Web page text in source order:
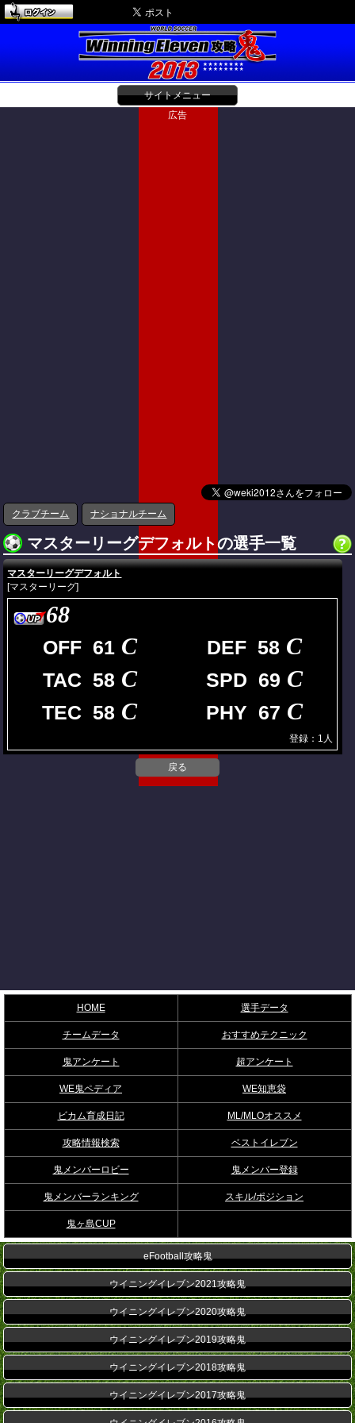
サイトメニュー
広告
クラブチーム ナショナルチーム
マスターリーグデフォルトの選手一覧
マスターリーグデフォルト
[マスターリーグ]
68
OFF 61 C DEF 58 C
TAC 58 C SPD 69 C
TEC 58 C PHY 67 C
登録：1人
戻る
HOME 選手データ
チームデータ おすすめテクニック
鬼アンケート 超アンケート
WE鬼ペディア WE知恵袋
ビカム育成日記 ML/MLOオススメ
攻略情報検索 ベストイレブン
鬼メンバーロビー 鬼メンバー登録
鬼メンバーランキング スキル/ポジション
鬼ヶ島CUP
eFootball攻略鬼
ウイニングイレブン2021攻略鬼
ウイニングイレブン2020攻略鬼
ウイニングイレブン2019攻略鬼
ウイニングイレブン2018攻略鬼
ウイニングイレブン2017攻略鬼